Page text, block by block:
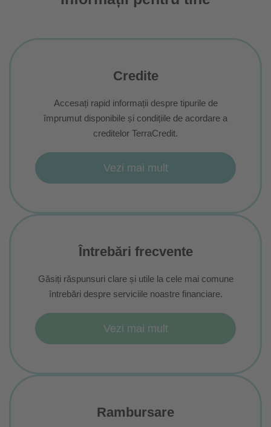
Credite
Accesați rapid informații despre tipurile de
împrumut disponibile și condițiile de acordare a
creditelor TerraCredit.
Vezi mai mult
Întrebări frecvente
Găsiți răspunsuri clare și utile la cele mai comune
întrebări despre serviciile noastre financiare.
Vezi mai mult
Rambursare